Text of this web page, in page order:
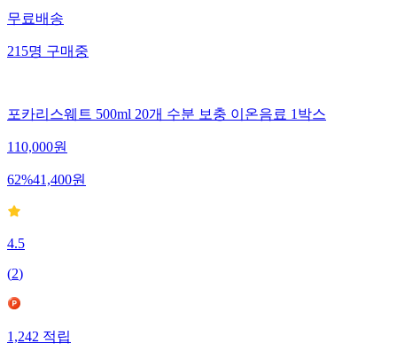
무료배송
215명 구매중
포카리스웨트 500ml 20개 수분 보충 이온음료 1박스
110,000원
62%41,400원
4.5
(2)
1,242적립